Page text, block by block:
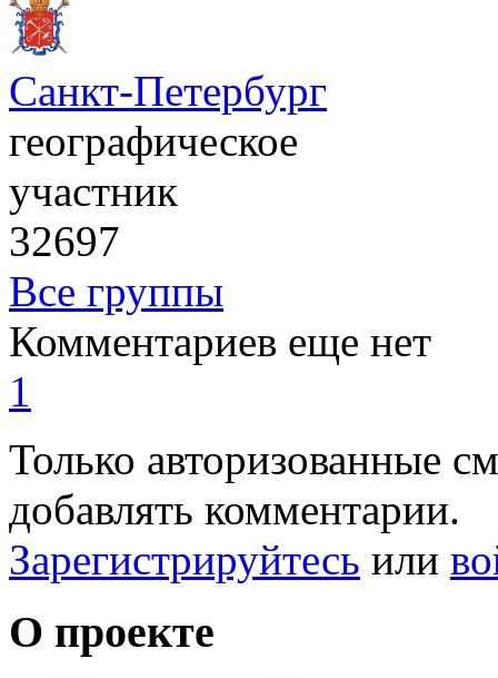
Санкт-Петербург
географическое
участник
32697
Все группы
Комментариев еще нет
1
Только авторизованные
добавлять комментарии.
Зарегистрируйтесь или
О проекте